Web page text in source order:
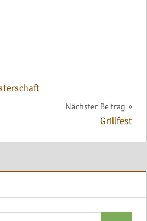
Nächster Beitrag
Grillfest